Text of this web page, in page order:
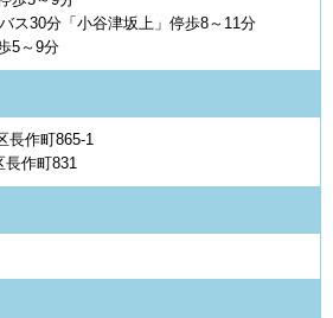
ス30分「小谷津坂上」停歩8～11分
5～9分
長作町865-1
長作町831